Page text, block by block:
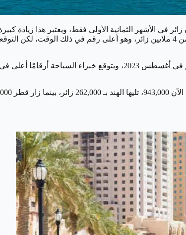
من عام 2023، مما يشير إلى عام قياسي آخر لقطاع السياحة في البلاد، وفي العام الماضي، استضافت قطر أكثر من 4
فقط في شهر أغسطس 2024، وصل 328,000 سائح، مما يمثل زيادة بنسبة 24% مقارنة بـ 264,000 زائر تم